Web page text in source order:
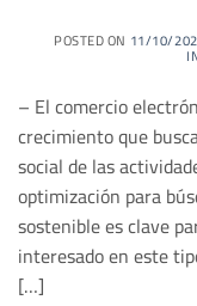
POSTED ON 11/10/
– El comercio
crecimiento que
social de las
optimización para
sostenible es clave
interesado en este
[…]